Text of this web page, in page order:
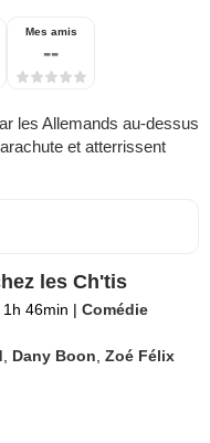
Mes amis
--
les Allemands au-dessus
et atterrissent
les Ch'tis
1h 46min | Comédie
Dany Boon ,Zoé Félix